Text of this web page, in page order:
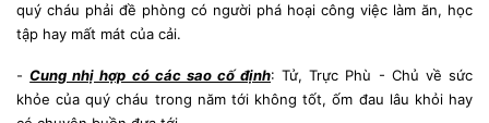
quý cháu phải đề phòng có người phá hoại công việc làm ăn, học
tập hay mất mát của cải.
-Cung nhị hợp có các sao cố định: Tử, Trực Phù - Chủ về sức
khỏe của quý cháu trong năm tới không tốt, ốm đau lâu khỏi hay